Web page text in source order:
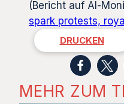
(Bericht auf Al-
spark protests,
DRUCKEN
MEHR ZUM